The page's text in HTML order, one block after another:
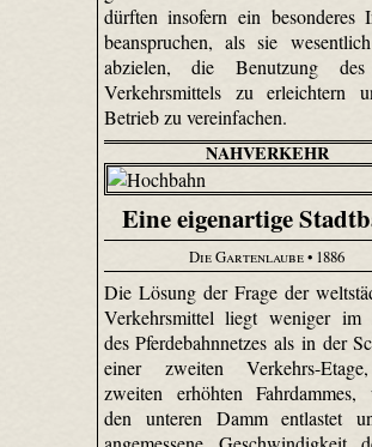
dürften insofern ein besonderes
beanspruchen, als sie
abzielen, die Benutzung des
Verkehrsmittels zu erleichtern
Betrieb zu vereinfachen.
NAHVERKEHR
Eine eigenartige
Die Gartenlaube• 1886
Die Lösung der Frage der
Verkehrsmittel liegt weniger im
des Pferdebahnnetzes als in der
einer zweiten Verkehrs-
zweiten erhöhten Fahrdammes,
den unteren Damm entlastet